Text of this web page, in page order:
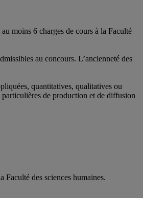
moins 6 charges de cours à la Faculté
au concours. L’ancienneté des
quantitatives, qualitatives ou
de production et de diffusion
Faculté des sciences humaines.